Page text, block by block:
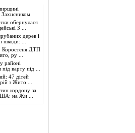
Захисником
обернулася
З ...
дерев і
шкоди: ...
Коростеня ДТП
ру ...
районі
під варту під ...
47 дітей
з Жито ...
кордону за
на Жи ...